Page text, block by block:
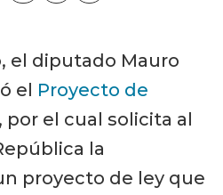
el diputado Mauro
el Proyecto de
por el cual solicita al
la
proyecto de ley que